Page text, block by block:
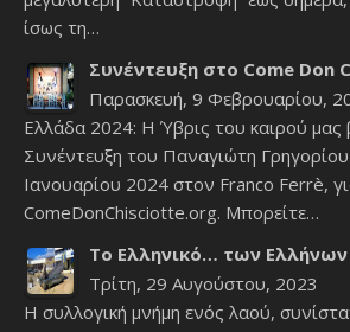
ίσως τη…
Συνέντευξη στο Come Don
Παρασκευή, 9 Φεβρουαρίου,
Ελλάδα 2024: Η Ύβρις του καιρού μας
Συνέντευξη του Παναγιώτη Γρηγορίου
Ιανουαρίου 2024 στον Franco Ferrè,
ComeDonChisciotte.org. Μπορείτε…
Το Ελληνικό… των Ελλήνων
Τρίτη, 29 Αυγούστου, 2023
Η συλλογική μνήμη ενός λαού,